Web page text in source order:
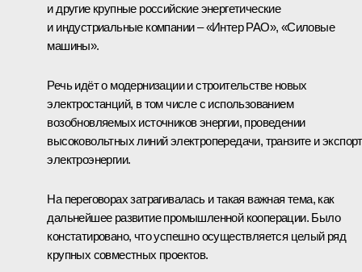
и другие крупные российские энергетические
и индустриальные компании – «Интер РАО», «Силовые
машины».
Речь идёт о модернизации и строительстве новых
электростанций, в том числе с использованием
возобновляемых источников энергии, проведении
высоковольтных линий электропередачи, транзите и
электроэнергии.
На переговорах затрагивалась и такая важная тема, как
дальнейшее развитие промышленной кооперации. Было
констатировано, что успешно осуществляется целый ряд
крупных совместных проектов.